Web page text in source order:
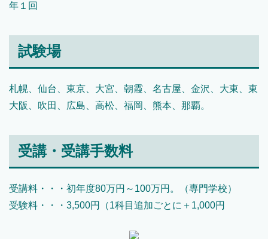
年１回
試験場
札幌、仙台、東京、大宮、朝霞、名古屋、金沢、大東、東
大阪、吹田、広島、高松、福岡、熊本、那覇。
受講・受講手数料
受講料・・・初年度80万円～100万円。（専門学校）
受験料・・・3,500円（1科目追加ごとに＋1,000円